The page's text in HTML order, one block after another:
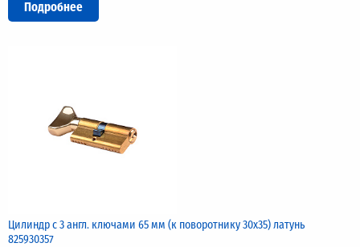
Подробнее
Цилиндр с 3 англ. ключами 65 мм (к поворотнику 30х35) латунь
825930357